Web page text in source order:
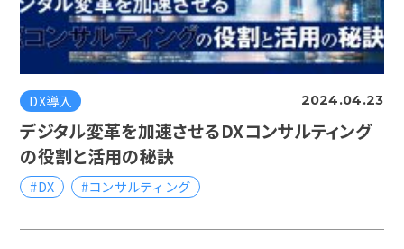
DX導入 2024.04.23
デジタル変革を加速させるDXコンサルティング
の役割と活用の秘訣
#DX #コンサルティング